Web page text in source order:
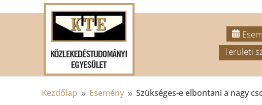
.Területi
Kezdőlap 9 Esemény 9 Szükséges-e elbontani a nagy